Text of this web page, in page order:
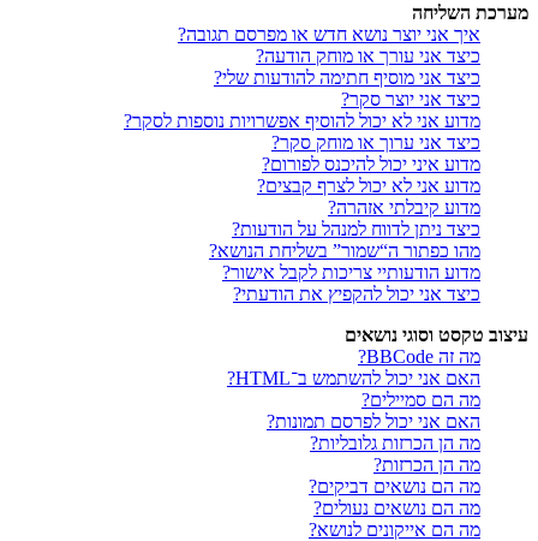
מערכת השליחה
איך אני יוצר נושא חדש או מפרסם תגובה?
כיצד אני עורך או מוחק הודעה?
כיצד אני מוסיף חתימה להודעות שלי?
כיצד אני יוצר סקר?
מדוע אני לא יכול להוסיף אפשרויות נוספות לסקר?
כיצד אני ערוך או מוחק סקר?
מדוע איני יכול להיכנס לפורום?
מדוע אני לא יכול לצרף קבצים?
מדוע קיבלתי אזהרה?
כיצד ניתן לדווח למנהל על הודעות?
מהו כפתור ה“שמור” בשליחת הנושא?
מדוע הודעותיי צריכות לקבל אישור?
כיצד אני יכול להקפיץ את הודעתי?
עיצוב טקסט וסוגי נושאים
מה זה BBCode?
האם אני יכול להשתמש ב־HTML?
מה הם סמיילים?
האם אני יכול לפרסם תמונות?
מה הן הכרזות גלובליות?
מה הן הכרזות?
מה הם נושאים דביקים?
מה הם נושאים נעולים?
מה הם אייקונים לנושא?